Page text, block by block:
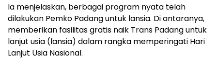
Ia menjelaskan, berbagai program nyata telah
dilakukan Pemko Padang untuk lansia. Di antaranya,
memberikan fasilitas gratis naik Trans Padang untuk
lanjut usia (lansia) dalam rangka memperingati Hari
Lanjut Usia Nasional.